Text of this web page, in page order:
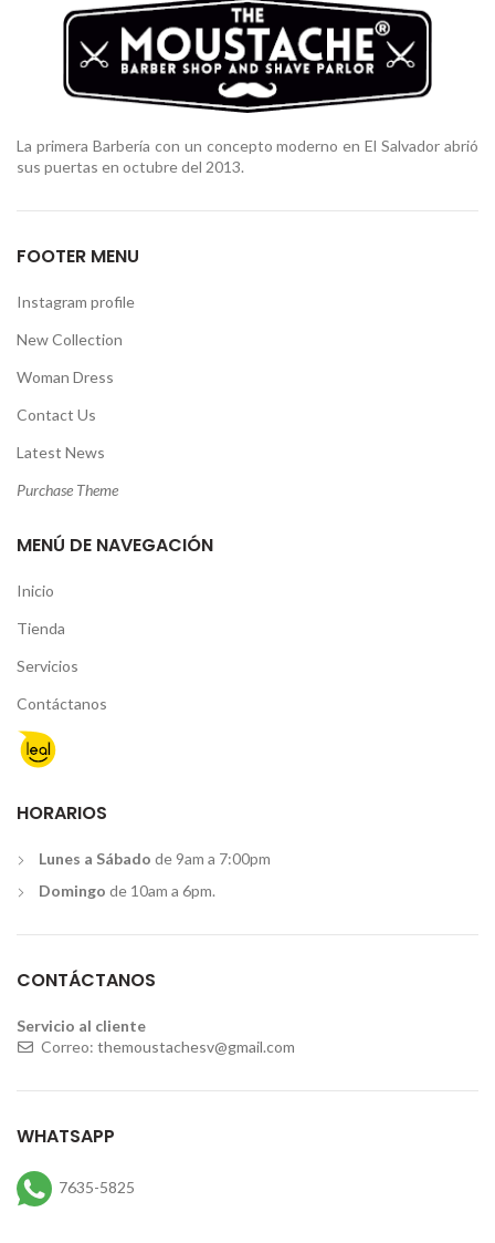
La primera Barbería con un concepto moderno en El Salvador abrió
sus puertas en octubre del 2013.
FOOTER MENU
Instagram profile
New Collection
Woman Dress
Contact Us
Latest News
Purchase Theme
MENÚ DE NAVEGACIÓN
Inicio
Tienda
Servicios
Contáctanos
HORARIOS
Lunes a Sábado de 9am a 7:00pm
Domingo de 10am a 6pm.
CONTÁCTANOS
Servicio al cliente
Correo: themoustachesv@gmail.com
WHATSAPP
7635-5825